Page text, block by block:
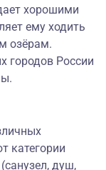
хорошими
ему ходить
озёрам.
городов России
категории
душ,